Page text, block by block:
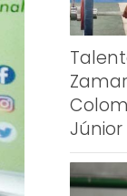
Júnior